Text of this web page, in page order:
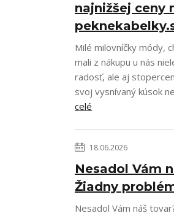
najnižšej ceny
Milé milovníčky módy,
mali z nákupu u nás
radosť, ale aj
svoj vysnívaný kúsok
celé
18.06.2026
Nesadol Vám
Žiadny
Nesadol Vám náš